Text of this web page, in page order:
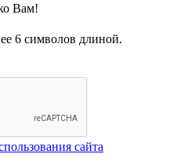
Вам!
6 символов длиной.
сайта